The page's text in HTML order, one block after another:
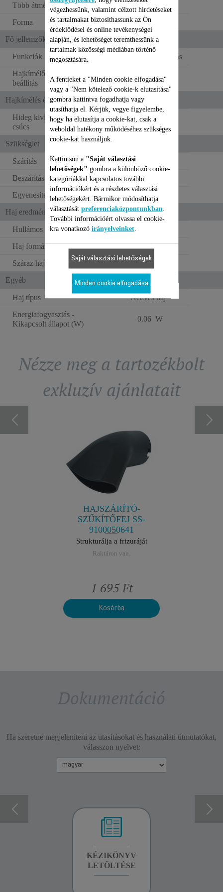
Több átmérő
Forma
Kerek
Fő jellemzők
Funkciók
Többféle hajformázás
Hajkímélő hőmérséklet-
beállítás
Hajkímélés és ergonómia
Hideg kivitelű/megfogható
csúcs
Szükséglet
Szárítás
Beszárítás
Egyenesítés
Haj eredmények
Hullámos
Haj formázása
Száraz haj formázása
Egyéb
Haj típus
Nedves haj
Energiafogyasztás -
Kikapcsolt állapot (W)
0.06 W
Nézze meg a tartozékbolt
exkluzív ajánlatait
HAJSZÁRÍTÓ-
SZŰKÍTŐFEJ SS-
9100050641
Strukturálja a frizuráját
Raktáron van.
1 695 Ft
Kosárba
Dokumentáció
Ha szeretné megjeleníteni az utasításokat és használati útmutatókat,
válasszon nyelvet:
KÉZIKÖNYV
LETÖLTÉSE
végezhessünk, valamint célzott hirdetéseket
és tartalmakat biztosíthassunk az Ön
érdeklődései és online tevékenységei
alapján, és lehetőséget teremthessünk a
tartalmak közösségi médiában történő
megosztására.
A fentieket a "Minden cookie elfogadása"
vagy a "Nem kötelező cookie-k elutasítása"
gombra kattintva fogadhatja vagy
utasíthatja el. Kérjük, vegye figyelembe,
hogy ha elutasítja a cookie-kat, csak a
weboldal hatékony működéséhez szükséges
cookie-kat használjuk.
Kattintson a "Saját választási
lehetőségek" gombra a különböző cookie-
kategóriákkal kapcsolatos további
információkért és a részletes választási
lehetőségekért. Bármikor módosíthatja
választását preferenciaközpontunkban
További információért olvassa el cookie-
kra vonatkozó irányelveinket.
Saját választási lehetőségek
Minden cookie elfogadása